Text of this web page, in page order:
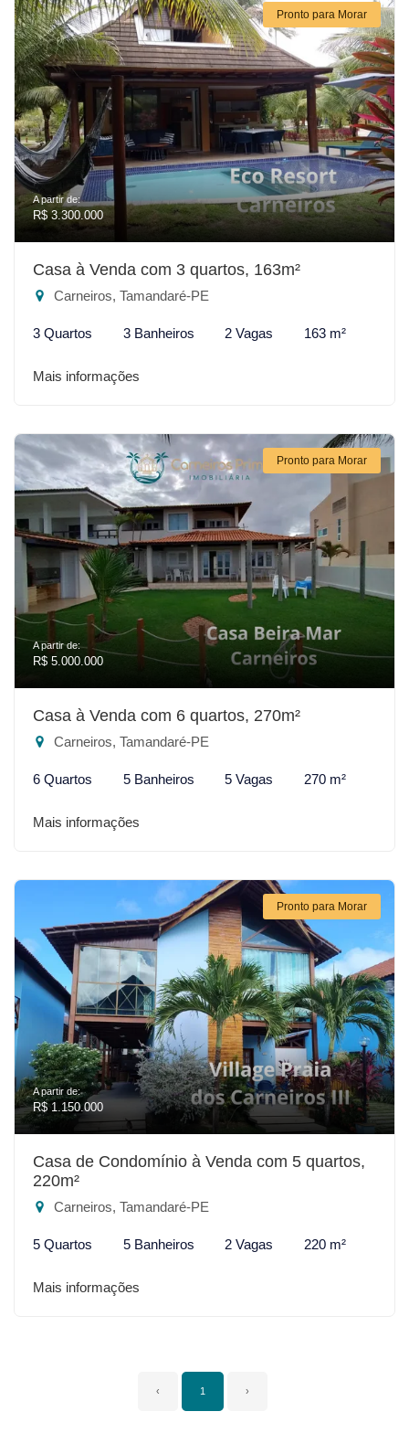
Pronto para Morar
A partir de:
R$ 3.300.000
Casa à Venda com 3 quartos, 163m²
Carneiros, Tamandaré-PE
3 Quartos 3 Banheiros 2 Vagas 163 m²
Mais informações
Pronto para Morar
A partir de:
R$ 5.000.000
Casa à Venda com 6 quartos, 270m²
Carneiros, Tamandaré-PE
6 Quartos 5 Banheiros 5 Vagas 270 m²
Mais informações
Pronto para Morar
A partir de:
R$ 1.150.000
Casa de Condomínio à Venda com 5 quartos,
220m²
Carneiros, Tamandaré-PE
5 Quartos 5 Banheiros 2 Vagas 220 m²
Mais informações
‹ 1 ›